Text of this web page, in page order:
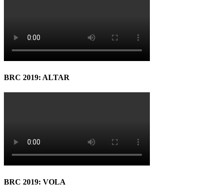
BRC 2019: ALTAR
BRC 2019: VOLA